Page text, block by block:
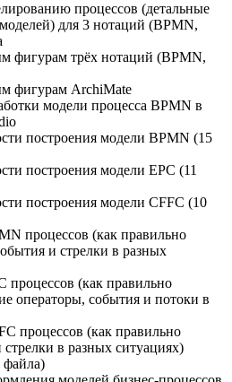
процессов (детальные
для 3 нотаций (BPMN,
фигурам трёх нотаций (BPMN,
фигурам ArchiMate
модели процесса BPMN в
построения модели BPMN (15
построения модели EPC (11
построения модели CFFC (10
процессов (как правильно
и стрелки в разных
процессов (как правильно
операторы, события и потоки в
процессов (как правильно
в разных ситуациях)
файла)